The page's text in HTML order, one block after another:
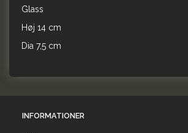
Glass
Høj 14 cm
Dia 7,5 cm
INFORMATIONER